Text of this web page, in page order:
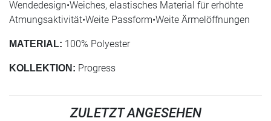
Wendedesign•Weiches, elastisches Material für erhöhte
Atmungsaktivität•Weite Passform•Weite Ärmelöffnungen
MATERIAL: 100% Polyester
KOLLEKTION: Progress
ZULETZT ANGESEHEN